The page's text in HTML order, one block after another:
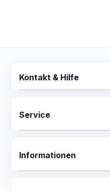
Kontakt & Hilfe
Service
Informationen